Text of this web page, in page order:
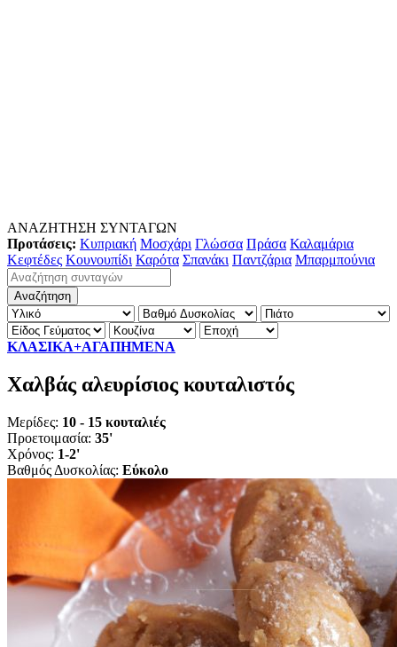
ΑΝΑΖΗΤΗΣΗ ΣΥΝΤΑΓΩΝ
Προτάσεις: Κυπριακή Μοσχάρι Γλώσσα Πράσα Καλαμάρια
Κεφτέδες Κουνουπίδι Καρότα Σπανάκι Παντζάρια Μπαρμπούνια
ΚΛΑΣΙΚΑ+ΑΓΑΠΗΜΕΝΑ
Χαλβάς αλευρίσιος κουταλιστός
Μερίδες: 10 - 15 κουταλιές
Προετοιμασία: 35'
Χρόνος: 1-2'
Βαθμός Δυσκολίας: Εύκολο